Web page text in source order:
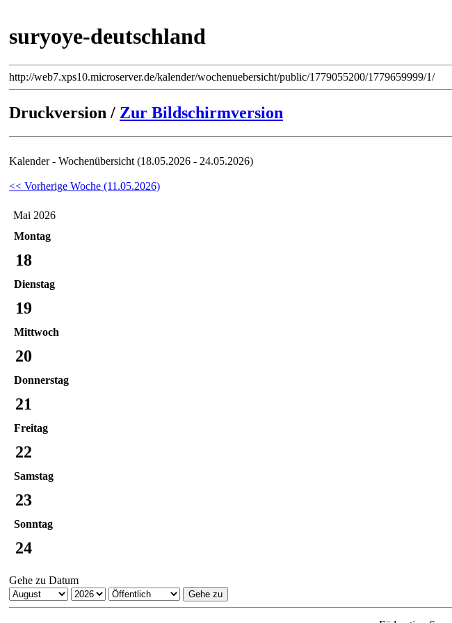
suryoye-deutschland
http://web7.xps10.microserver.de/kalender/wochenuebersicht/public/1779055200/1779659999/1/
Druckversion / Zur Bildschirmversion
Kalender - Wochenübersicht (18.05.2026 - 24.05.2026)
<< Vorherige Woche (11.05.2026)
Mai 2026
Montag
18
Dienstag
19
Mittwoch
20
Donnerstag
21
Freitag
22
Samstag
23
Sonntag
24
Gehe zu Datum